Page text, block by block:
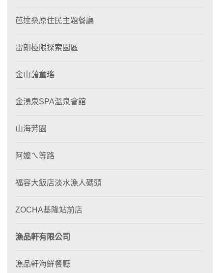
芭達桑原住民主題餐廳
雷朗極限探索園區
金山藷童瑤
金湧泉SPA溫泉會館
山海芳園
阿嬤ㄟ等路
福容大飯店淡水漁人碼頭
ZOCHA基隆站前店
漁品軒有限公司
漁品軒海鮮餐廳